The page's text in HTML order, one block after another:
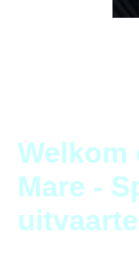
Welkom
Mare -